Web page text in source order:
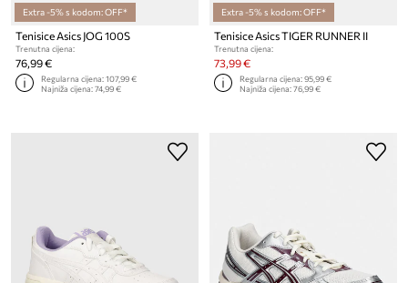
Extra -5% s kodom: OFF*
Tenisice Asics JOG 100S
Trenutna cijena:
76,99 €
Regularna cijena:107,99 €
Najniža cijena:74,99 €
Extra -5% s kodom: OFF*
Tenisice Asics TIGER RUNNER II
Trenutna cijena:
73,99 €
Regularna cijena:95,99 €
Najniža cijena:76,99 €